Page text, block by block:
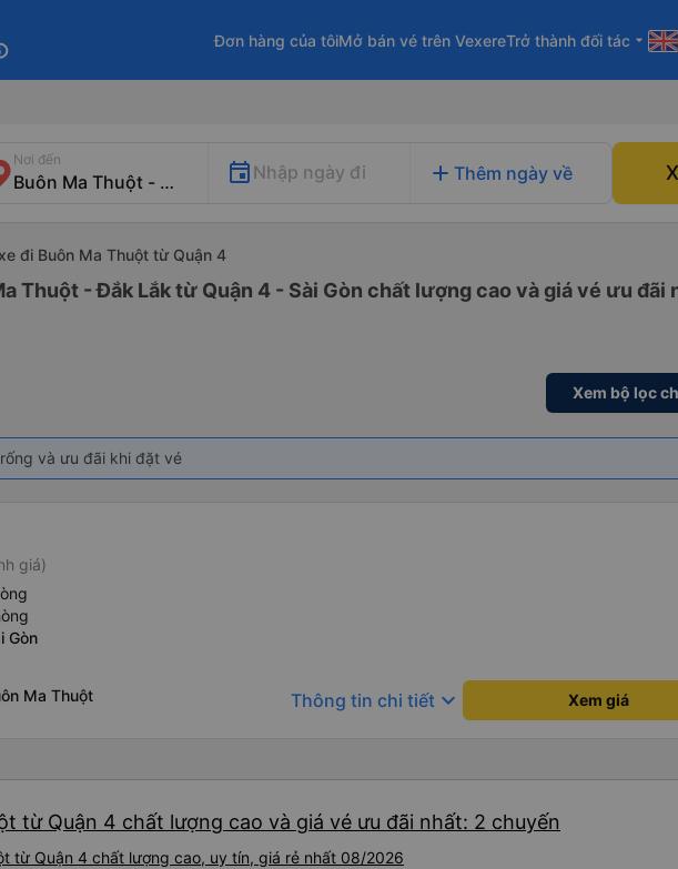
Đơn hàng của tôiMở bán vé trên VexereTrở thành đối tác arrow_drop_down
Nơi đến
Nhập ngày đi add Thêm ngày về
xe đi Buôn Ma Thuột từ Quận 4
Thuột - Đắk Lắk từ Quận 4 - Sài Gòn chất lượng cao và giá vé ưu đãi
Xem bộ lọc
và ưu đãi khi đặt vé
giá)
Gòn
Ma Thuột
Thông tin chi tiết keyboard_arrow_down Xem giá
từ Quận 4 chất lượng cao và giá vé ưu đãi nhất: 2 chuyến
từ Quận 4 chất lượng cao, uy tín, giá rẻ nhất 08/2026